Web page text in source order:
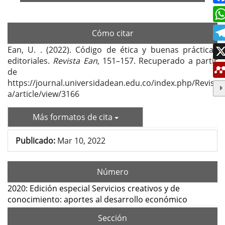
Cómo citar
Ean, U. . (2022). Código de ética y buenas prácticas
editoriales. Revista Ean, 151–157. Recuperado a partir
de
https://journal.universidadean.edu.co/index.php/Revist
a/article/view/3166
Más formatos de cita
Publicado: Mar 10, 2022
Número
2020: Edición especial Servicios creativos y de
conocimiento: aportes al desarrollo económico
Sección